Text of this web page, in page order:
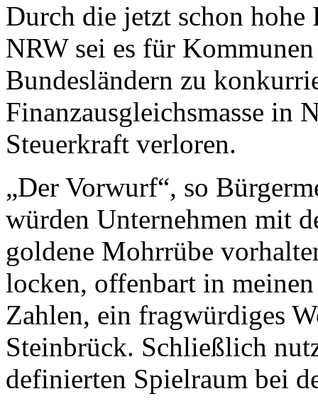
Durch die jetzt schon hohe
NRW sei es für
Bundesländern zu
Finanzausgleichsmasse in
Steuerkraft verloren.
„Der Vorwurf“, so
würden Unternehmen mit
goldene Mohrrübe
locken, offenbart in
Zahlen, ein fragwürdiges
Steinbrück. Schließlich
definierten Spielraum bei